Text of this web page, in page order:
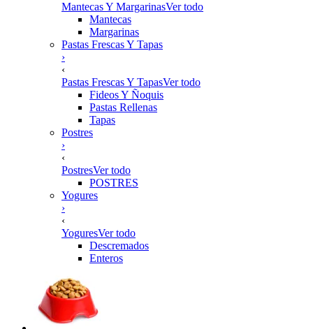
Mantecas Y MargarinasVer todo
Mantecas
Margarinas
Pastas Frescas Y Tapas
›
‹
Pastas Frescas Y TapasVer todo
Fideos Y Ñoquis
Pastas Rellenas
Tapas
Postres
›
‹
PostresVer todo
POSTRES
Yogures
›
‹
YoguresVer todo
Descremados
Enteros